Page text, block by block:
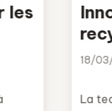
les
18/
La